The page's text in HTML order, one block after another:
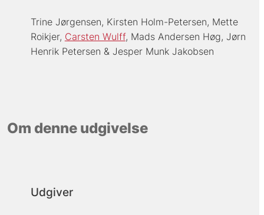
Trine Jørgensen Kirsten Holm-Petersen Mette
Roikjer Carsten Wulff Mads Andersen Høg Jørn
Henrik Petersen
Jesper Munk Jakobsen
Om denne udgivelse
Udgiver